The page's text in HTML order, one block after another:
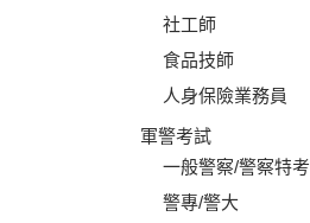
社工師
食品技師
人身保險業務員
軍警考試
一般警察/警察特考
警專/警大